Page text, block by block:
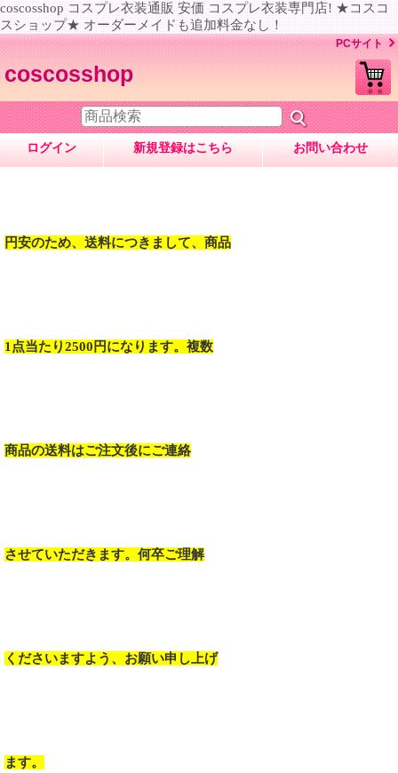
coscosshop コスプレ衣装通販 安価 コスプレ衣装専門店! ★コスコ
スショップ★ オーダーメイドも追加料金なし！
PCサイト
coscosshop
ログイン 新規登録はこちら お問い合わせ
円安のため、送料につきまして、商品
1点当たり2500円になります。複数
商品の送料はご注文後にご連絡
させていただきます。何卒ご理解
くださいますよう、お願い申し上げ
ます。